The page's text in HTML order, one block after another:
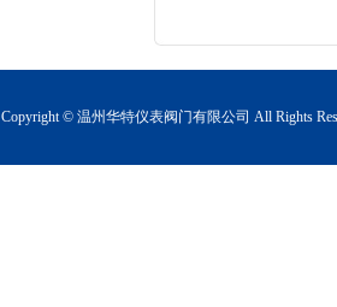
Copyright © 温州华特仪表阀门有限公司 All Rights